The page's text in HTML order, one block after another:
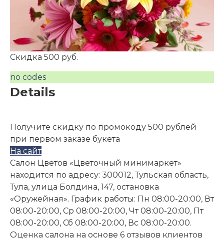
Скидка 500 руб.
no codes
Details
Получите скидку по промокоду 500 рублей
при первом заказе букета
На сайт
Салон Цветов «Цветочный минимаркет»
находится по адресу: 300012, Тульская область,
Тула, улица Болдина, 147, остановка
«Оружейная». График работы: Пн 08:00-20:00, Вт
08:00-20:00, Ср 08:00-20:00, Чт 08:00-20:00, Пт
08:00-20:00, Сб 08:00-20:00, Вс 08:00-20:00.
Оценка салона на основе 6 отзывов клиентов